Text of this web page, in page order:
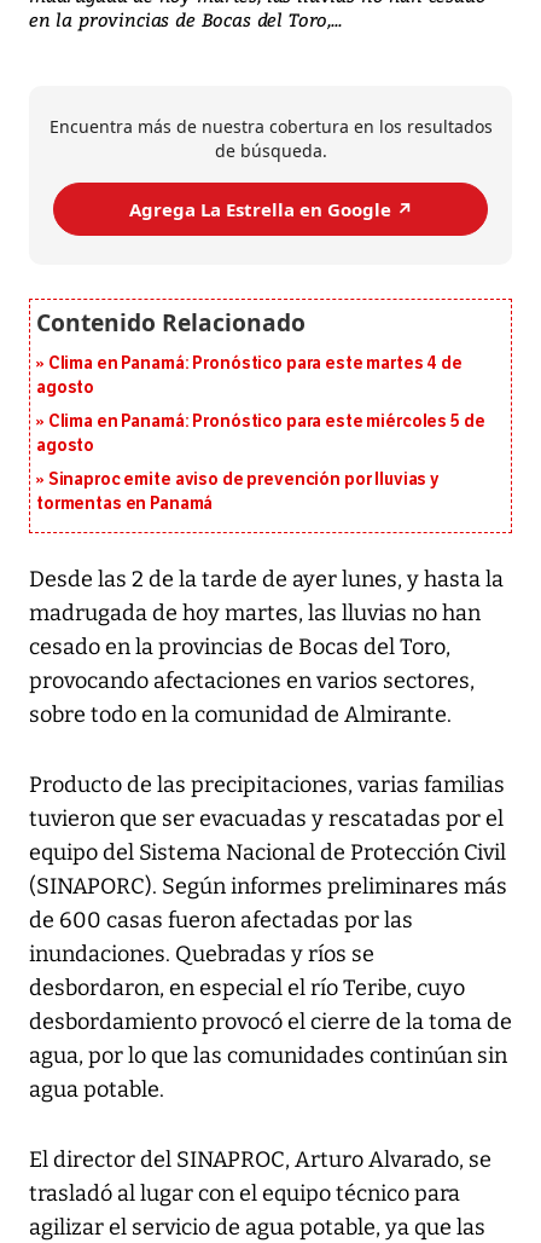
en la provincias de Bocas del Toro,...
Encuentra más de nuestra cobertura en los resultados
de búsqueda.
Agrega La Estrella en Google ↗️
Clima en Panamá: Pronóstico para este martes 4 de
agosto
Clima en Panamá: Pronóstico para este miércoles 5 de
agosto
Sinaproc emite aviso de prevención por lluvias y
tormentas en Panamá
Desde las 2 de la tarde de ayer lunes, y hasta la
madrugada de hoy martes, las lluvias no han
cesado en la provincias de Bocas del Toro,
provocando afectaciones en varios sectores,
sobre todo en la comunidad de Almirante.
Producto de las precipitaciones, varias familias
tuvieron que ser evacuadas y rescatadas por el
equipo del Sistema Nacional de Protección Civil
(SINAPORC). Según informes preliminares más
de 600 casas fueron afectadas por las
inundaciones. Quebradas y ríos se
desbordaron, en especial el río Teribe, cuyo
desbordamiento provocó el cierre de la toma de
agua, por lo que las comunidades continúan sin
agua potable.
El director del SINAPROC, Arturo Alvarado, se
trasladó al lugar con el equipo técnico para
agilizar el servicio de agua potable, ya que las